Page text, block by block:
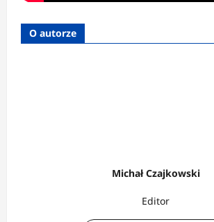
O autorze
Michał Czajkowski
Editor